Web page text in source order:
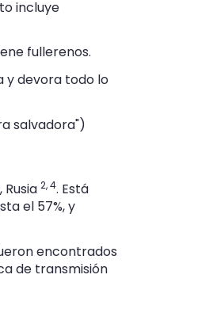
incluye
fullerenos.
y devora todo lo
salvadora")
2,4. Está
el 57%, y
encontrados
de transmisión